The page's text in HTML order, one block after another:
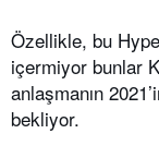
Özellikle, bu
içermiyor bunlar
anlaşmanın
bekliyor.